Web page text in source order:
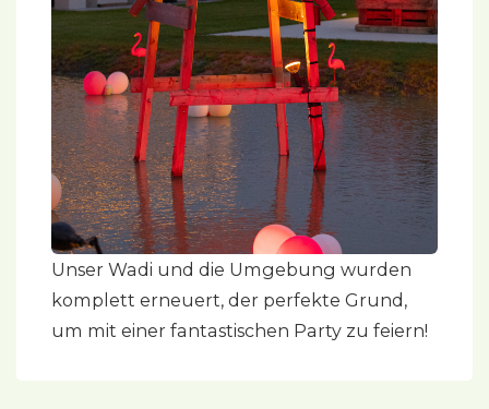
Unser Wadi und die Umgebung wurden
komplett erneuert, der perfekte Grund,
um mit einer fantastischen Party zu feiern!